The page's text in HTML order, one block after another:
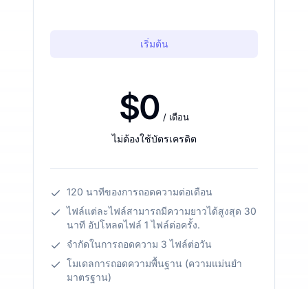
เริ่มต้น
$0 / เดือน
ไม่ต้องใช้บัตรเครดิต
120 นาทีของการถอดความต่อเดือน
ไฟล์แต่ละไฟล์สามารถมีความยาวได้สูงสุด 30
นาที อัปโหลดไฟล์ 1 ไฟล์ต่อครั้ง.
จำกัดในการถอดความ 3 ไฟล์ต่อวัน
โมเดลการถอดความพื้นฐาน (ความแม่นยำ
มาตรฐาน)